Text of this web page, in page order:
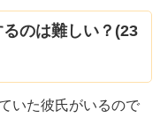
のは難しい？(23
いた彼氏がいるので